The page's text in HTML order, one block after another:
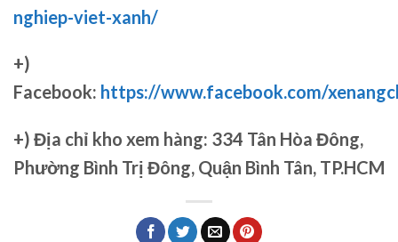
nghiep-viet-xanh/
+)
Facebook: https://www.facebook.com/
+) Địa chỉ kho xem hàng: 334 Tân Hòa Đông,
Phường Bình Trị Đông, Quận Bình Tân, TP.HCM